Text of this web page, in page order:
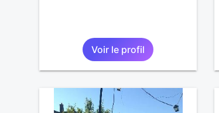
Voir le profil